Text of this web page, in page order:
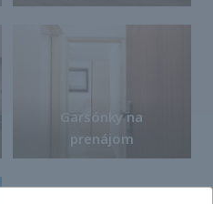
Garsónky na
prenájom